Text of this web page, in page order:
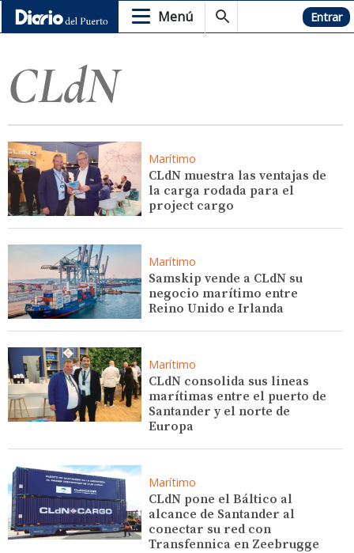
Menú Hemeroteca Entrar
CLdN
Marítimo
CLdN muestra las ventajas de
la carga rodada para el
project cargo
Marítimo
Samskip vende a CLdN su
negocio marítimo entre
Reino Unido e Irlanda
Marítimo
CLdN consolida sus lineas
marítimas entre el puerto de
Santander y el norte de
Europa
Marítimo
CLdN pone el Báltico al
alcance de Santander al
conectar su red con
Transfennica en Zeebrugge